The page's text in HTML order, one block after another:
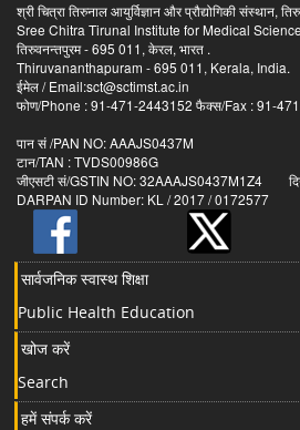
श्री चित्रा तिरुनाल आयुर्विज्ञान और प्रौद्योगिकी संस्थान,
Sree Chitra Tirunal Institute for Medical
तिरुवनन्तपुरम - 695 011, केरल, भारत .
Thiruvananthapuram - 695 011, Kerala, India.
ईमेल / Email:sct@sctimst.ac.in
फोण/Phone : 91-471-2443152 फैक्स/Fax : 91-
पान सं /PAN NO: AAAJS0437M
टान/TAN : TVDS00986G
जीएसटी सं/GSTIN NO: 32AAAJS0437M1Z4
DARPAN ID Number: KL / 2017 / 0172577
सार्वजनिक स्वास्थ शिक्षा
Public Health Education
खोज करें
Search
हमें संपर्क करें